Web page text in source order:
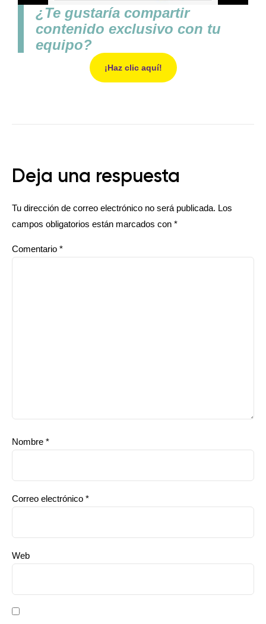
¿Te gustaría compartir
contenido exclusivo con tu
equipo?
¡Haz clic aquí!
Deja una respuesta
Tu dirección de correo electrónico no será publicada. Los
campos obligatorios están marcados con *
Comentario *
Nombre *
Correo electrónico *
Web